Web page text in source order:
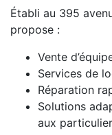
Établi au 395
propose :
Vente
Services de
Réparation
Solutions
aux